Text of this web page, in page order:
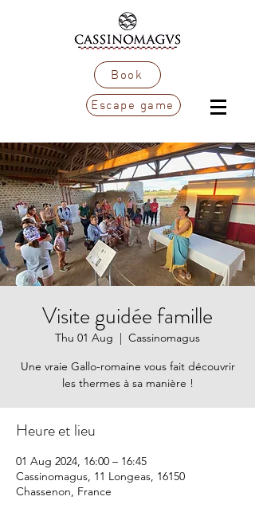
Book
Escape game
Visite guidée famille
Thu 01 Aug
  |
Cassinomagus
Une vraie Gallo-romaine vous fait découvrir
les thermes à sa manière !
Heure et lieu
01 Aug 2024, 16:00 – 16:45
Cassinomagus, 11 Longeas, 16150
Chassenon, France